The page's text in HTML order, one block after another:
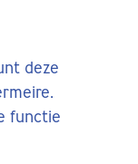
deze
functie